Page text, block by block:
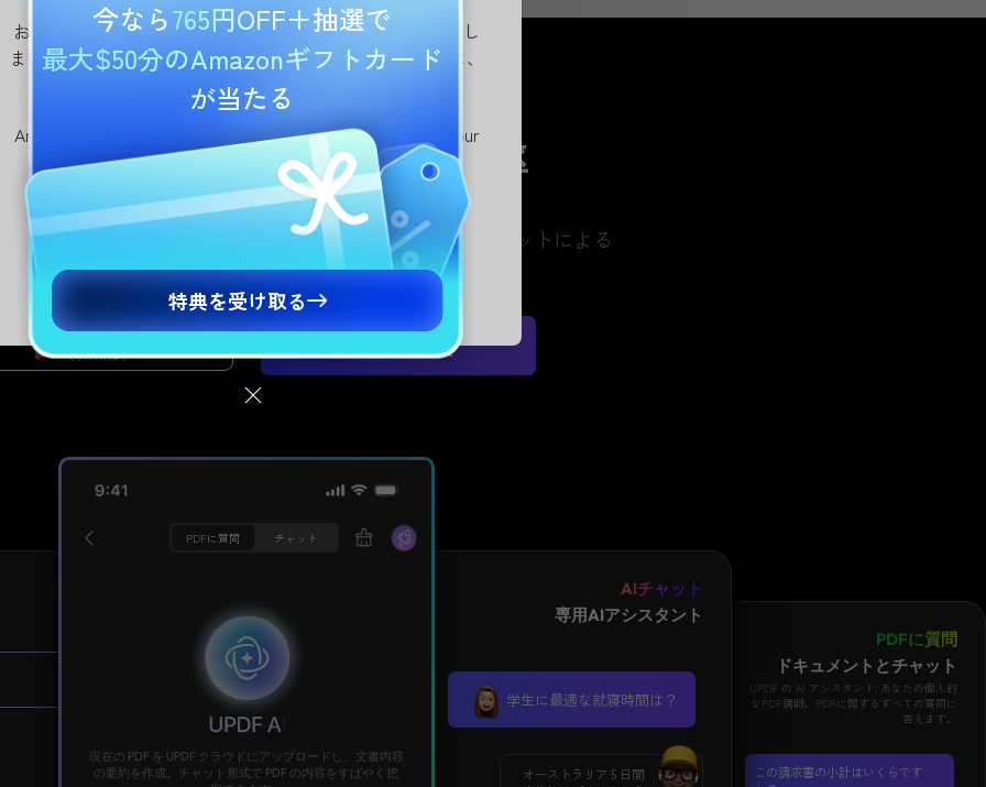
お住まいの地域に合わせたUPDF.comの国別サイトに移動し
ますか？価格、プロモーション、イベントに関する詳細は、
国別サイトで確認できます。
Are you visiting updf.com from outside this region? Visit your
regional site for more relevant pricing, promotions, and
events.
日本語版に移動
Continue to English Site
変える、PDFの作業効率
迅速かつ高精度な文書解析で、要約・翻訳・解説・チャットによる
疑問解決が、場所を選ばず可能に。
無料ダウンロード 今すぐ購入
今なら765円OFF＋抽選で
最大$50分のAmazonギフトカード
が当たる
特典を受け取る